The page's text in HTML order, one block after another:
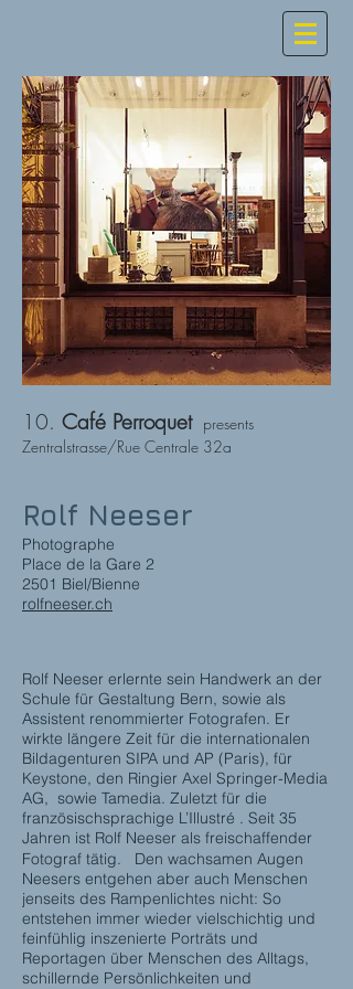
10. Café Perroquet presents
Zentralstrasse/Rue Centrale 32a
Rolf Neeser
Photographe
Place de la Gare 2
2501 Biel/Bienne
rolfneeser.ch
Rolf Neeser erlernte sein Handwerk an der
Schule für Gestaltung Bern, sowie als
Assistent renommierter Fotografen. Er
wirkte längere Zeit für die internationalen
Bildagenturen SIPA und AP (Paris), für
Keystone, den Ringier Axel Springer-Media
AG, sowie Tamedia. Zuletzt für die
französischsprachige L’Illustré . Seit 35
Jahren ist Rolf Neeser als freischaffender
Fotograf tätig. Den wachsamen Augen
Neesers entgehen aber auch Menschen
jenseits des Rampenlichtes nicht: So
entstehen immer wieder vielschichtig und
feinfühlig inszenierte Porträts und
Reportagen über Menschen des Alltags,
schillernde Persönlichkeiten und